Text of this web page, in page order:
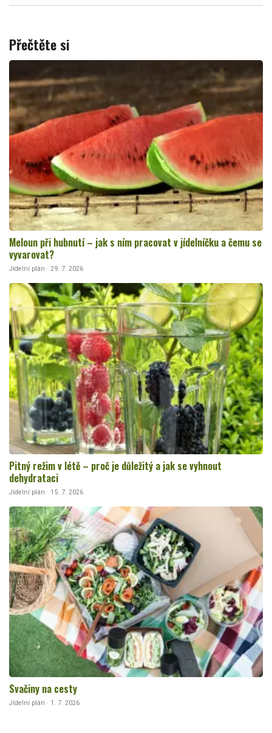
Přečtěte si
Meloun při hubnutí – jak s ním pracovat v jídelníčku a čemu se
vyvarovat?
Jídelní plán · 29. 7. 2026
Pitný režim v létě – proč je důležitý a jak se vyhnout
dehydrataci
Jídelní plán · 15. 7. 2026
Svačiny na cesty
Jídelní plán · 1. 7. 2026